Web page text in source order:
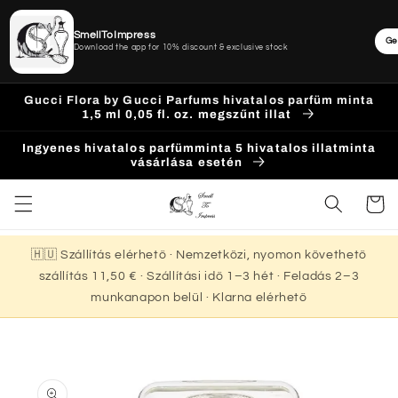
Ugrás a
tartalomhoz
Gucci Flora by Gucci Parfums hivatalos parfüm minta
1,5 ml 0,05 fl. oz. megszűnt illat
Ingyenes hivatalos parfümminta 5 hivatalos illatminta
vásárlása esetén
Kosár
🇭🇺 Szállítás elérhető · Nemzetközi, nyomon követhető
szállítás 11,50 € · Szállítási idő 1–3 hét · Feladás 2–3
munkanapon belül · Klarna elérhető
a
SmellToImpress
Download the app for 10% discount & exclusive stock